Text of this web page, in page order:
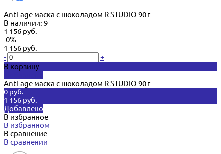
Anti-age маска с шоколадом R-STUDIO 90 г
В наличии: 9
1 156 руб.
-0%
1 156 руб.
-
+
В корзину
Anti-age маска с шоколадом R-STUDIO 90 г
0 руб.
1 156 руб.
Добавлено
В избранное
В избранном
В сравнение
В сравнении